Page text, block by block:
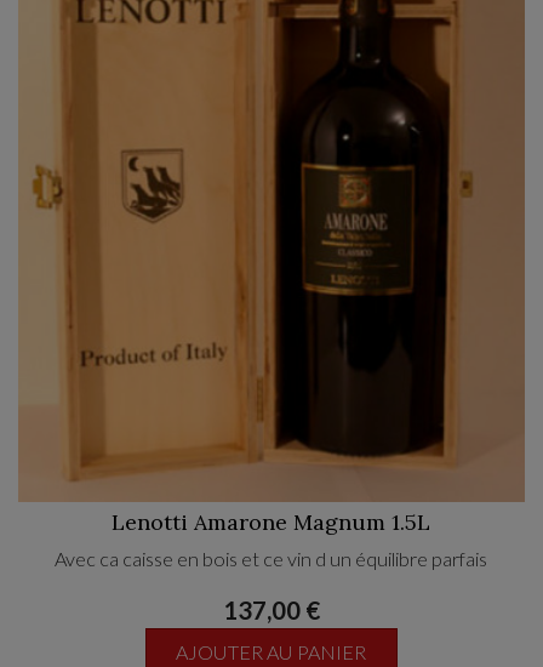
Lenotti Amarone Magnum 1.5L
Avec ca caisse en bois et ce vin d un équilibre parfais
137,00 €
AJOUTER AU PANIER